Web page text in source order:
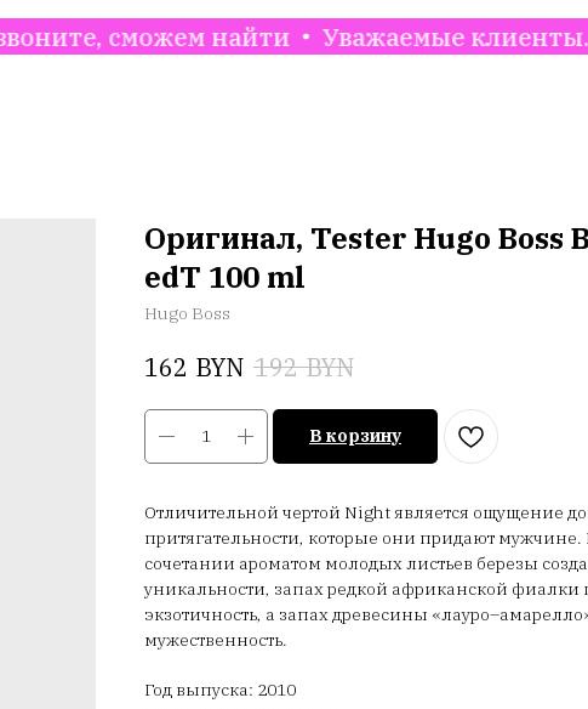
найти Уважаемые клиенты. Для
Оригинал, Tester Hugo Boss
edT 100 ml
Hugo Boss
162 BYN 192 BYN
В корзину
Отличительной чертой Night является ощущение
притягательности, которые они придают мужчине.
сочетании ароматом молодых листьев березы
уникальности, запах редкой африканской фиалки
экзотичность, а запах древесины
мужественность.
Год выпуска: 2010